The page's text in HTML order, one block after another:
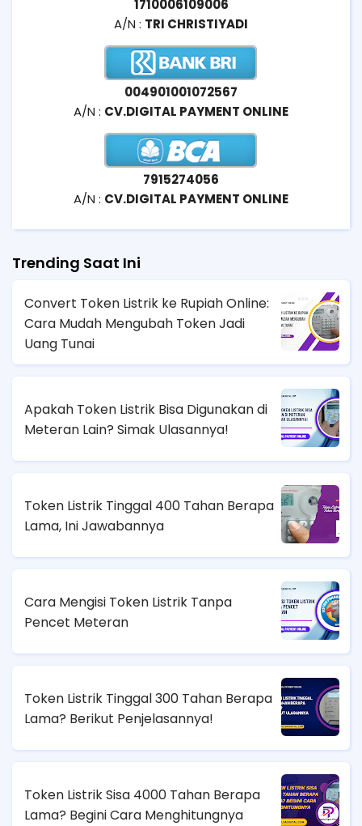
1710006109006
A/N : TRI CHRISTIYADI
004901001072567
A/N : CV.DIGITAL PAYMENT ONLINE
7915274056
A/N : CV.DIGITAL PAYMENT ONLINE
Trending Saat Ini
Convert Token Listrik ke Rupiah Online:
Cara Mudah Mengubah Token Jadi
Uang Tunai
Apakah Token Listrik Bisa Digunakan di
Meteran Lain? Simak Ulasannya!
Token Listrik Tinggal 400 Tahan Berapa
Lama, Ini Jawabannya
Cara Mengisi Token Listrik Tanpa
Pencet Meteran
Token Listrik Tinggal 300 Tahan Berapa
Lama? Berikut Penjelasannya!
Token Listrik Sisa 4000 Tahan Berapa
Lama? Begini Cara Menghitungnya